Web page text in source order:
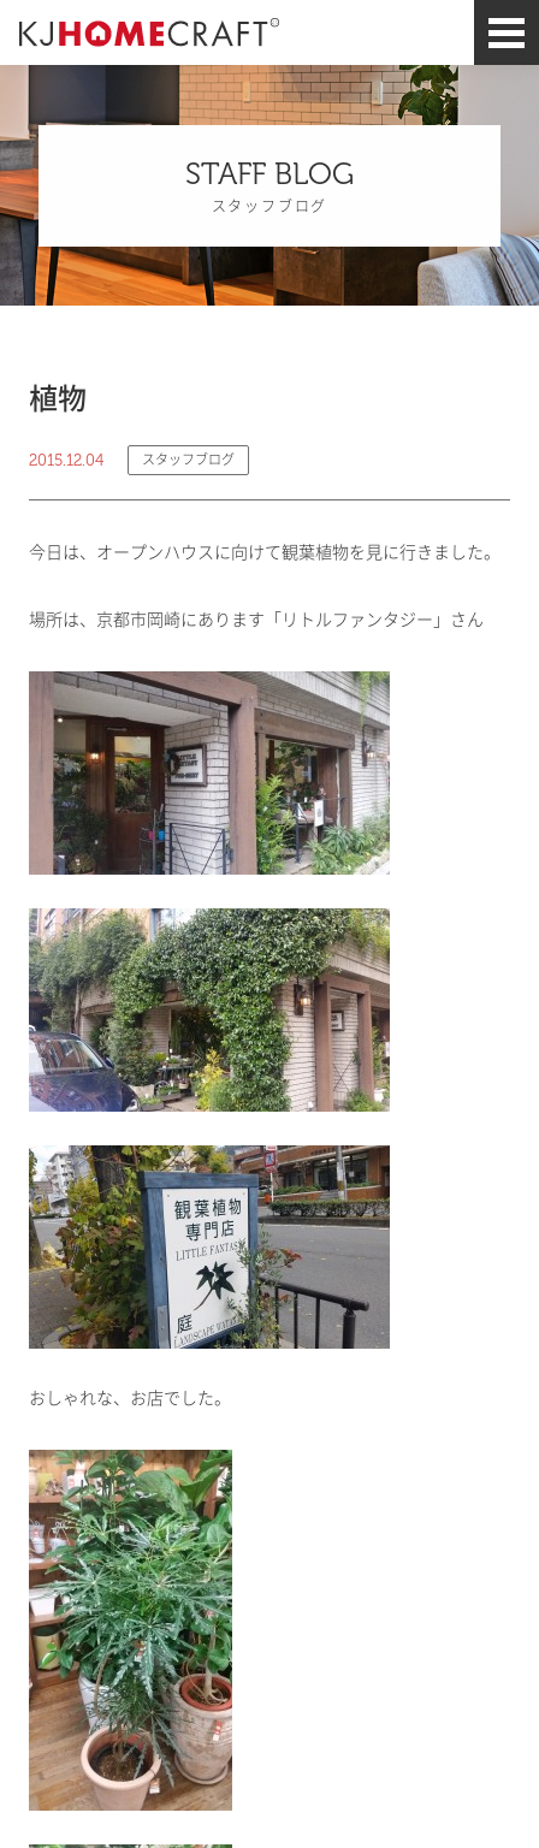
STAFF BLOG
スタッフブログ
植物
2015.12.04 スタッフブログ
今日は、オープンハウスに向けて観葉植物を見に行きました。
場所は、京都市岡崎にあります「リトルファンタジー」さん
おしゃれな、お店でした。